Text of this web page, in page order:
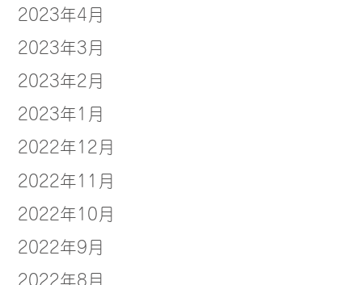
2023年4月
2023年3月
2023年2月
2023年1月
2022年12月
2022年11月
2022年10月
2022年9月
2022年8月